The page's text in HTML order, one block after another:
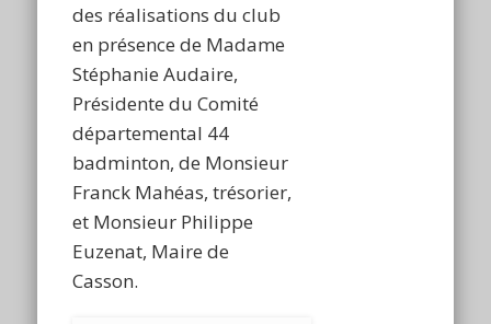
des réalisations du club
en présence de Madame
Stéphanie Audaire,
Présidente du Comité
départemental 44
badminton, de Monsieur
Franck Mahéas, trésorier,
et Monsieur Philippe
Euzenat, Maire de
Casson.